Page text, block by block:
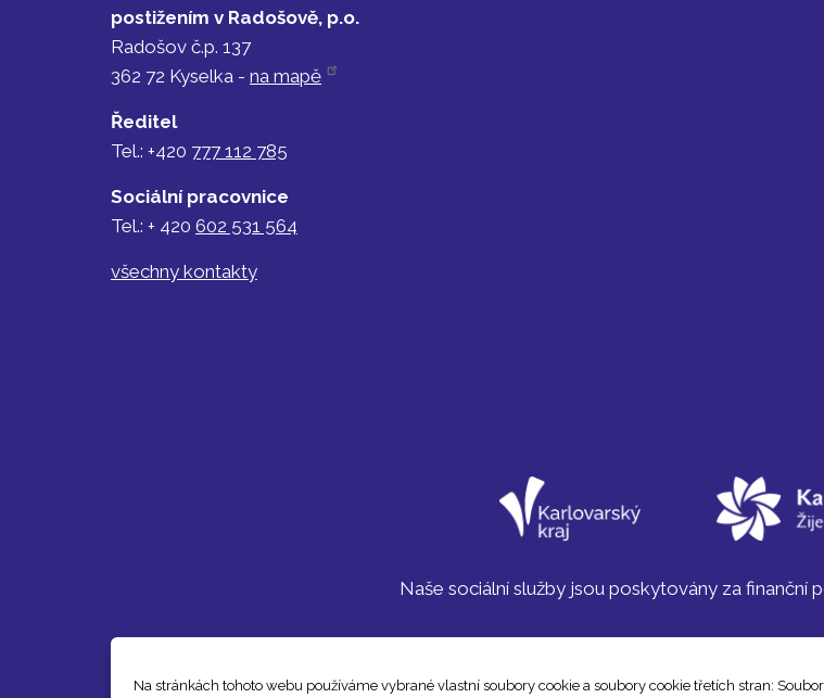
postižením v Radošově, p.o.
Radošov č.p. 137
362 72 Kyselka - na mapě
Ředitel
Tel.: +420 777 112 785
Sociální pracovnice
Tel.: + 420 602 531 564
všechny kontakty
Naše sociální služby jsou poskytovány za finanční
Na stránkách tohoto webu používáme vybrané vlastní soubory cookie a soubory cookie třetích stran: